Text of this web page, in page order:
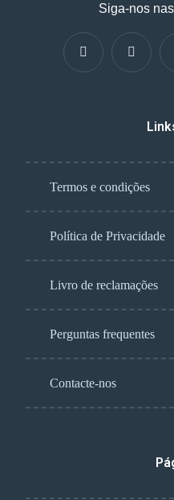
Siga-nos
Termos e condições
Política de Privacidade
Livro de reclamações
Perguntas frequentes
Contacte-nos